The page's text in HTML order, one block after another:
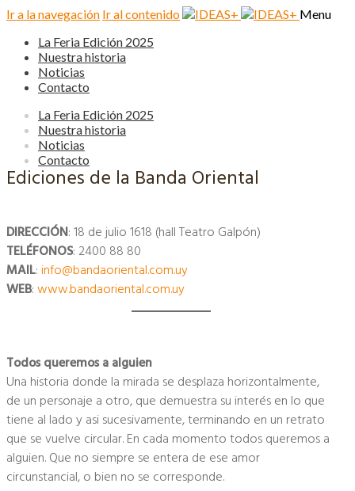
Ir a la navegación Ir al contenido
Menu
La Feria Edición 2025
Nuestra historia
Noticias
Contacto
La Feria Edición 2025
Nuestra historia
Noticias
Contacto
Ediciones de la Banda Oriental
DIRECCIÓN: 18 de julio 1618 (hall Teatro Galpón)
TELÉFONOS: 2400 88 80
MAIL: info@bandaoriental.com.uy
WEB: www.bandaoriental.com.uy
Todos queremos a alguien
Una historia donde la mirada se desplaza horizontalmente,
de un personaje a otro, que demuestra su interés en lo que
tiene al lado y asi sucesivamente, terminando en un retrato
que se vuelve circular. En cada momento todos queremos a
alguien. Que no siempre se entera de ese amor
circunstancial, o bien no se corresponde.